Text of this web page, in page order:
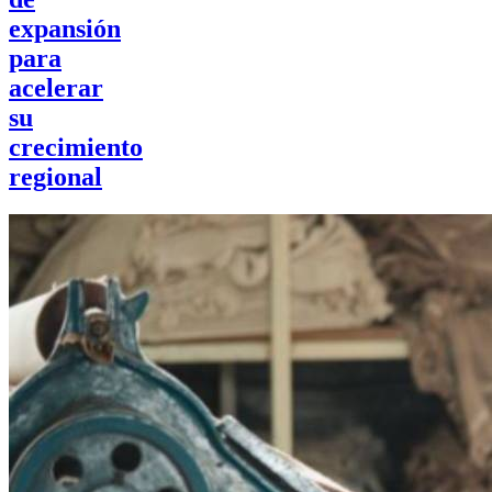
expansión
para
acelerar
su
crecimiento
regional